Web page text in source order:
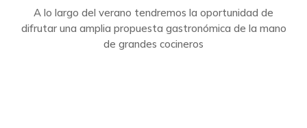
A lo largo del verano tendremos la oportunidad de
difrutar una amplia propuesta gastronómica de la mano
de grandes cocineros